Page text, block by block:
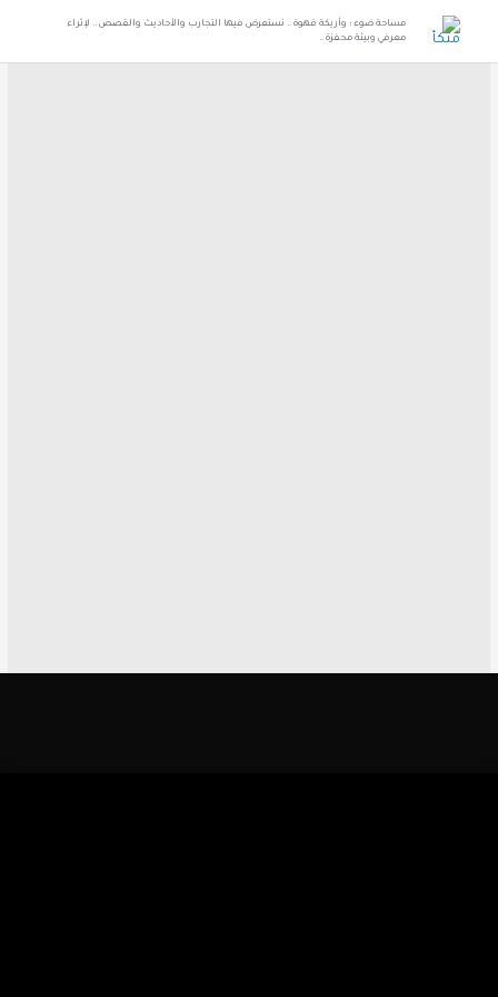
مساحة ضوء ؛ وأريكة قهوة .. نستعرض فيها التجارب والأحاديث والقصص .. لإثراء
معرفي وبيئة محفزة ..